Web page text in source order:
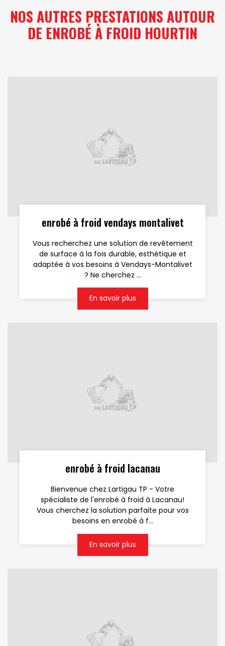
NOS AUTRES PRESTATIONS AUTOUR
DE ENROBÉ À FROID HOURTIN
enrobé à froid vendays montalivet
Vous recherchez une solution de revêtement
de surface à la fois durable, esthétique et
adaptée à vos besoins à Vendays-Montalivet
? Ne cherchez ...
En savoir plus
enrobé à froid lacanau
Bienvenue chez Lartigau TP - Votre
spécialiste de l'enrobé à froid à Lacanau!
Vous cherchez la solution parfaite pour vos
besoins en enrobé à f...
En savoir plus